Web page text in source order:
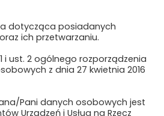
i cookies
dotycząca posiadanych
ich przetwarzaniu.
i ust. 2 ogólnego rozporządzenia
z dnia 27 kwietnia 2016
Pani danych osobowych jest
Urządzeń i Usług na Rzecz